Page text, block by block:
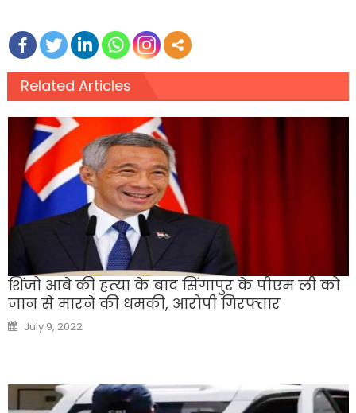
Related Articles
शिंजो आबे की हत्या के बाद सिंगापुर के पीएम ली को
जान से मारने की धमकी, आरोपी गिरफ्तार
Posted
on
July 9, 2022